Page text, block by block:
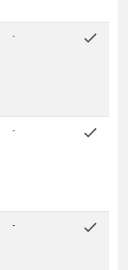
- done
- done
- done